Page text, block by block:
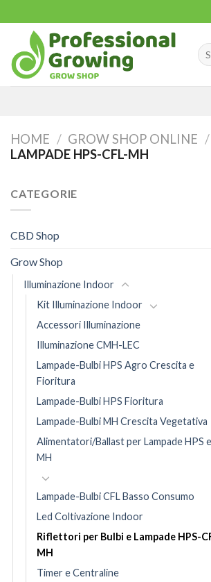
to
content
for:
HOME / GROW SHOP ONLINE /
LAMPADE HPS-CFL-MH
CATEGORIE
CBD Shop
Grow Shop
Illuminazione Indoor
Kit Illuminazione Indoor
Accessori Illuminazione
Illuminazione CMH-LEC
Lampade-Bulbi HPS Agro Crescita e
Fioritura
Lampade-Bulbi HPS Fioritura
Lampade-Bulbi MH Crescita Vegetativa
Alimentatori/Ballast per Lampade HPS e
MH
Lampade-Bulbi CFL Basso Consumo
Led Coltivazione Indoor
Riflettori per Bulbi e Lampade HPS-
MH
Timer e Centraline